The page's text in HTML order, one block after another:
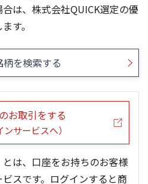
25/1224/01
は、株式会社QUICK選定の優
す。
柄を検索する
お取引をする
ンサービスへ）
とは、口座をお持ちのお客様
スです。ログインすると商